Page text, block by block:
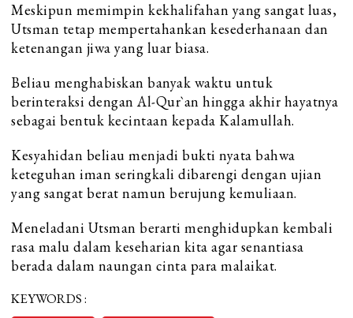
Meskipun memimpin kekhalifahan yang sangat luas,
Utsman tetap mempertahankan kesederhanaan dan
ketenangan jiwa yang luar biasa.
Beliau menghabiskan banyak waktu untuk
berinteraksi dengan Al-Qur`an hingga akhir hayatnya
sebagai bentuk kecintaan kepada Kalamullah.
Kesyahidan beliau menjadi bukti nyata bahwa
keteguhan iman seringkali dibarengi dengan ujian
yang sangat berat namun berujung kemuliaan.
Meneladani Utsman berarti menghidupkan kembali
rasa malu dalam keseharian kita agar senantiasa
berada dalam naungan cinta para malaikat.
KEYWORDS :